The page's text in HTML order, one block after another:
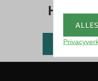
Huis
Alle